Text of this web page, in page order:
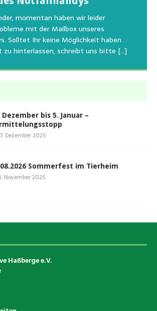
momentan haben wir leider
mit der Mailbox unseres
Solltet Ihr keine Möglichkeit haben
zu hinterlassen, schreibt uns bitte […]
weisen wir darauf hin, dass die
Haßberge natürlich, wie auch in
immer noch für alle verwaisten
dass am Tag vom
Hundehaus zum Schutz unserer Tiere
unserer Hunde erleben einen
bei Begegnung[…]
unterstützen kann. Natürlich ziehen
Kosten auch uns so richtig in die Knie
Dezember bis 5. Januar –
Dezember 2025
Sommerfest im Tierheim
November 2025
Haßberge e.V.